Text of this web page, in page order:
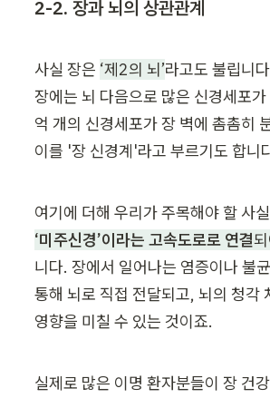
2-2. 장과 뇌의 상관관계
사실 장은 ‘제2의 뇌’라고도 불립니
장에는 뇌 다음으로 많은 신경세포
억 개의 신경세포가 장 벽에 촘촘히
이를 '장 신경계'라고 부르기도 합니
여기에 더해 우리가 주목해야 할 사
‘미주신경’이라는 고속도로로 연결
니다. 장에서 일어나는 염증이나 불
통해 뇌로 직접 전달되고, 뇌의 청각
영향을 미칠 수 있는 것이죠.
실제로 많은 이명 환자분들이 장 건